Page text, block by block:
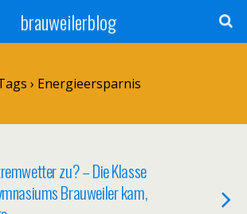
brauweilerblog
› Energieersparnis
zu? – Die Klasse
Brauweiler kam,